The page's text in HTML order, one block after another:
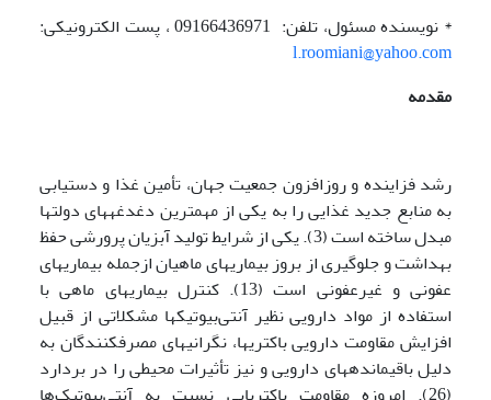
* نویسنده مسئول، تلفن: 09166436971 ، پست الکترونیکی:
l.roomiani@yahoo.com
مقدمه
رشد فزاینده و روزافزون جمعیت جهان، تأمین غذا و دستیابی
به منابع جدید غذایی را به یکی از مهم­ترین دغدغه­های دولت­ها
مبدل ساخته است (3). یکی از شرایط تولید آبزیان پرورشی حفظ
بهداشت و جلوگیری از بروز بیماری­های ماهیان ازجمله بیماری­های
عفونی و غیرعفونی است (13). کنترل بیماری­های ماهی با
استفاده از مواد دارویی نظیر آنتی‌بیوتیکها مشکلاتی از قبیل
افزایش مقاومت دارویی باکتری­ها، نگرانی­های مصرف­کنندگان به
دلیل باقی­مانده­های دارویی و نیز تأثیرات محیطی را در بر­دارد